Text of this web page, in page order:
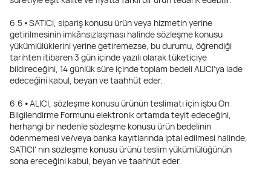
6.5 ⦁ SATICI, sipariş konusu ürün veya hizmetin yerine
getirilmesinin imkânsızlaşması halinde sözleşme konusu
yükümlülüklerini yerine getiremezse, bu durumu, öğrendiği
tarihten itibaren 3 gün içinde yazılı olarak tüketiciye
bildireceğini, 14 günlük süre içinde toplam bedeli ALICI’ya iade
edeceğini kabul, beyan ve taahhüt eder.
6.6 ⦁ ALICI, sözleşme konusu ürünün teslimatı için işbu Ön
Bilgilendirme Formunu elektronik ortamda teyit edeceğini,
herhangi bir nedenle sözleşme konusu ürün bedelinin
ödenmemesi ve/veya banka kayıtlarında iptal edilmesi halinde,
SATICI’ nın sözleşme konusu ürünü teslim yükümlülüğünün
sona ereceğini kabul, beyan ve taahhüt eder.